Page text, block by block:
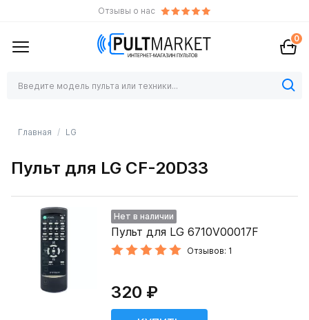
Отзывы о нас
0
Главная LG
Пульт для LG CF-20D33
Нет в наличии
Пульт для LG 6710V00017F
Отзывов: 1
320 ₽